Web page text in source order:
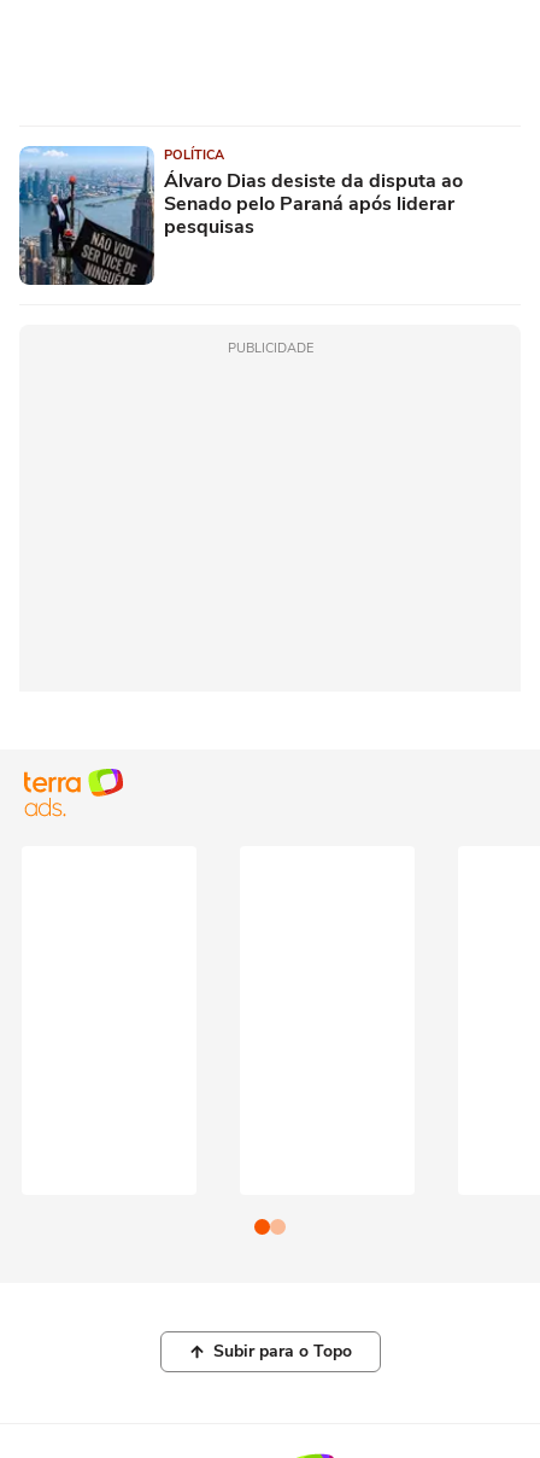
POLÍTICA
Álvaro Dias desiste da disputa ao
Senado pelo Paraná após liderar
pesquisas
PUBLICIDADE
Subir para o Topo